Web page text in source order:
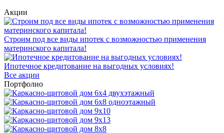
Акции
Строим под все виды ипотек с возможностью применения
материнского капитала!
Ипотечное кредитование на выгодных условиях!
Все акции
Портфолио